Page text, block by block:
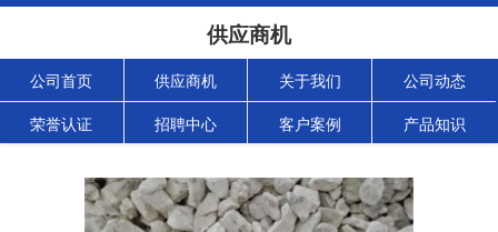
供应商机
公司首页 供应商机 关于我们 公司动态
荣誉认证 招聘中心 客户案例 产品知识